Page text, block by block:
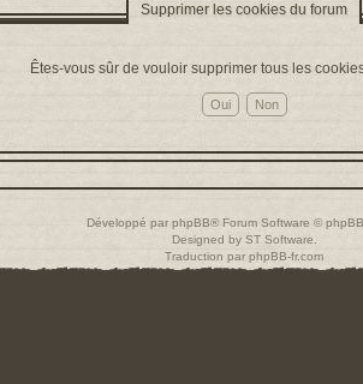
Supprimer les cookies du forum
Êtes-vous sûr de vouloir supprimer tous les
Développé par phpBB® Forum Software ©
Designed by ST Software
Traduction par phpBB-fr.com